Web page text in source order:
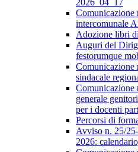
2026_04_17
Comunicazione
intercomunale
Adozione libri
Auguri del
festorumque
Comunicazione
sindacale
Comunicazione
generale
per i docenti
Percorsi di
Avviso n. 25/
2026: